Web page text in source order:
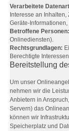
Verarbeitete
Interesse an
Geräte-
Betroffene Personen:
Onlinediensten).
Rechtsgrundlagen:
Berechtigte
Bereitstellung
Um unser
nehmen wir die
Anbietern in
Servern) das
können wir
Speicherplatz und